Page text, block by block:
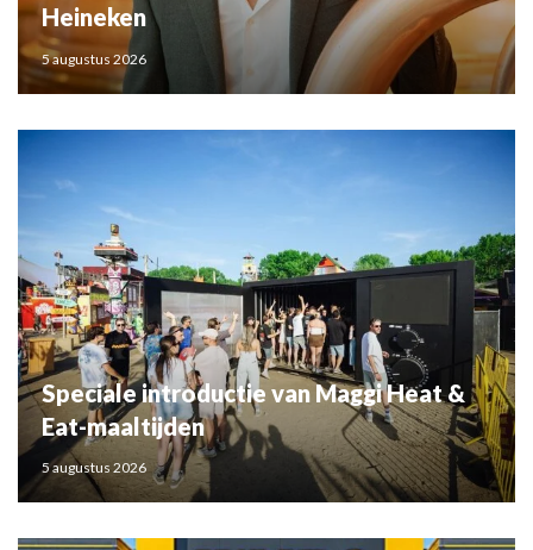
Heineken
5 augustus 2026
Speciale introductie van Maggi Heat &
Eat-maaltijden
5 augustus 2026